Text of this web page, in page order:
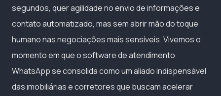
segundos, quer agilidade no envio de informações e
contato automatizado, mas sem abrir mão do toque
humano nas negociações mais sensíveis. Vivemos o
momento em que o software de atendimento
WhatsApp se consolida como um aliado indispensável
das imobiliárias e corretores que buscam acelerar